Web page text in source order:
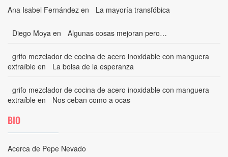
Ana Isabel Fernández en La mayoría transfóbica
Diego Moya en Algunas cosas mejoran pero…
grifo mezclador de cocina de acero inoxidable con manguera
extraíble en La bolsa de la esperanza
grifo mezclador de cocina de acero inoxidable con manguera
extraíble en Nos ceban como a ocas
BIO
Acerca de Pepe Nevado